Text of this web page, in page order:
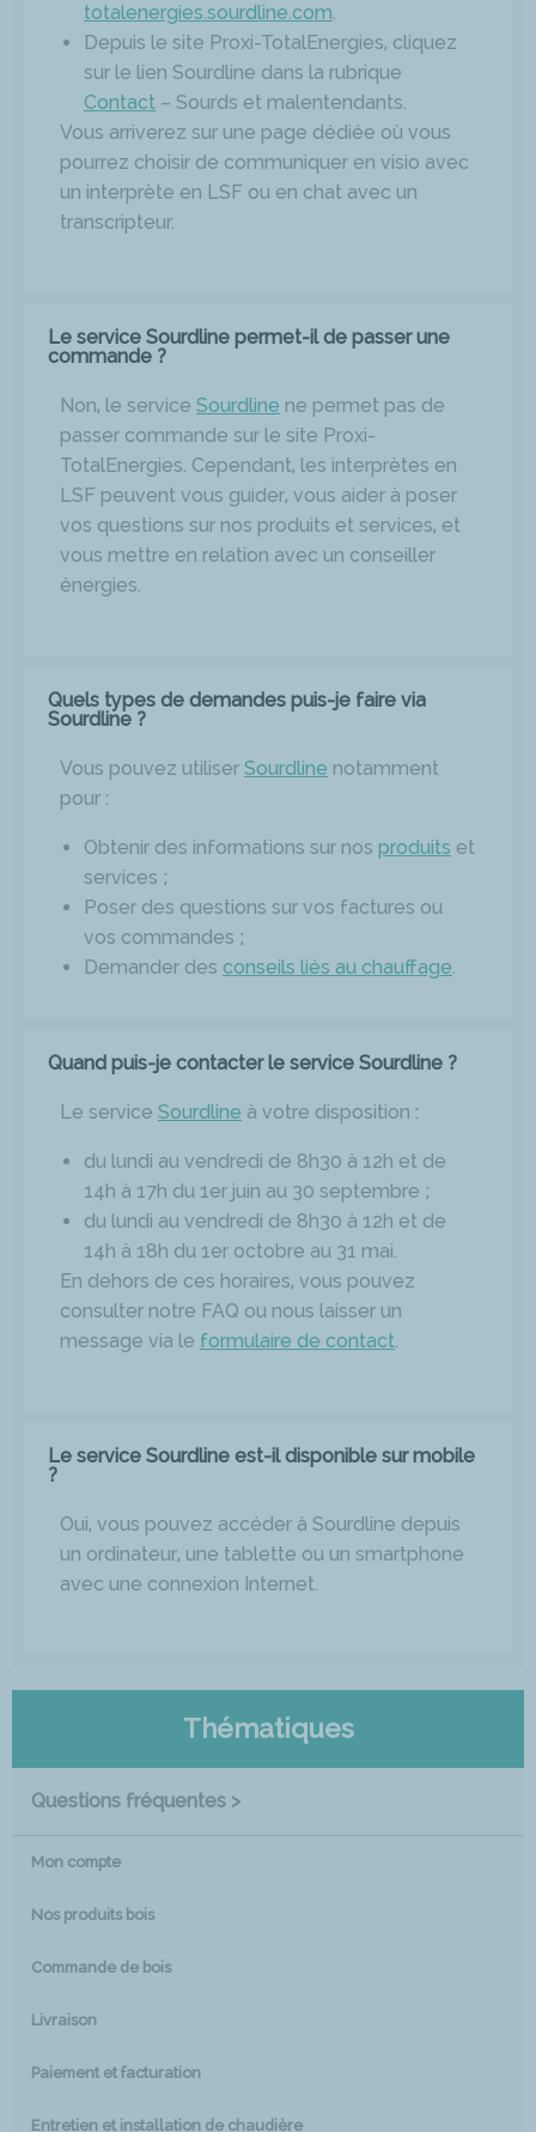
Thématiques
Questions fréquentes >
Mon compte
Nos produits bois
Commande de bois
Livraison
Paiement et facturation
Entretien et installation de chaudière
totalenergies.sourdline.com.
Depuis le site Proxi-TotalEnergies, cliquez
sur le lien Sourdline dans la rubrique
Contact – Sourds et malentendants.
Vous arriverez sur une page dédiée où vous
pourrez choisir de communiquer en visio avec
un interprète en LSF ou en chat avec un
transcripteur.
Le service Sourdline permet-il de passer une
commande ?
Non, le service Sourdline ne permet pas de
passer commande sur le site Proxi-
TotalEnergies. Cependant, les interprètes en
LSF peuvent vous guider, vous aider à poser
vos questions sur nos produits et services, et
vous mettre en relation avec un conseiller
énergies.
Quels types de demandes puis-je faire via
Sourdline ?
Vous pouvez utiliser Sourdline notamment
pour :
Obtenir des informations sur nos produits et
services ;
Poser des questions sur vos factures ou
vos commandes ;
Demander des conseils liés au chauffage.
Quand puis-je contacter le service Sourdline ?
Le service Sourdline à votre disposition :
du lundi au vendredi de 8h30 à 12h et de
14h à 17h du 1er juin au 30 septembre ;
du lundi au vendredi de 8h30 à 12h et de
14h à 18h du 1er octobre au 31 mai.
En dehors de ces horaires, vous pouvez
consulter notre FAQ ou nous laisser un
message via le formulaire de contact.
Le service Sourdline est-il disponible sur mobile
?
Oui, vous pouvez accéder à Sourdline depuis
un ordinateur, une tablette ou un smartphone
avec une connexion Internet.